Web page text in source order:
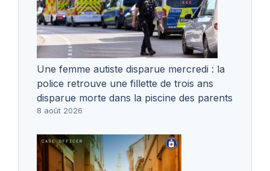
Une femme autiste disparue mercredi : la
police retrouve une fillette de trois ans
disparue morte dans la piscine des parents
8 août 2026